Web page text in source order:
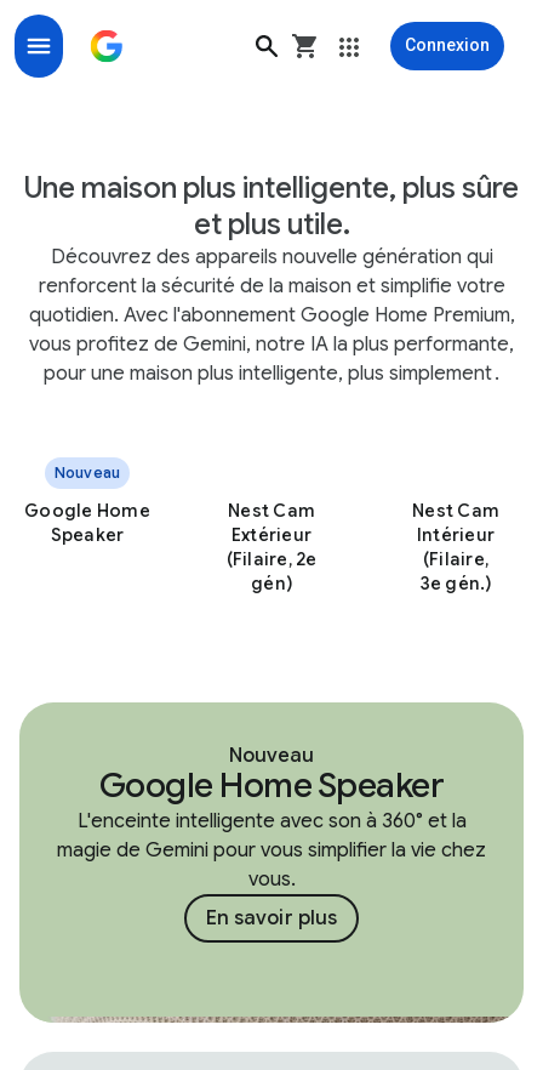
Connexion
Une maison plus intelligente, plus sûre
et plus utile.
Découvrez des appareils nouvelle génération qui
renforcent la sécurité de la maison et simplifie votre
quotidien. Avec l'abonnement Google Home Premium,
vous profitez de Gemini, notre IA la plus performante,
pour une maison plus intelligente, plus simplement.
Nouveau
Google Home
Speaker
Nest Cam
Extérieur
(Filaire, 2e
gén)
Nest Cam
Intérieur
(Filaire,
3e gén.)
Nouveau
Google Home Speaker
L'enceinte intelligente avec son à 360° et la
magie de Gemini pour vous simplifier la vie chez
vous.
En savoir plus